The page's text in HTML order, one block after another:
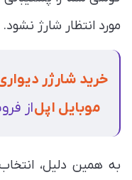
مورد انتظار شارژ نشود.
موبایل اپلاز
به همین دلیل،